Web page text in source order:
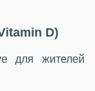
D)
для жителей